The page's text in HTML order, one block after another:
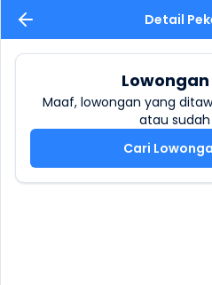
Detail
Maaf, lowongan yang
atau
Cari